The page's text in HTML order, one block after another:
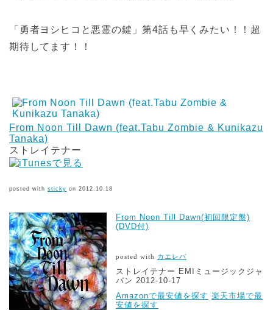
「勇者ヨシヒコと悪霊の鍵」第4話も早くみたい！！超
期待してます！！
From Noon Till Dawn (feat.Tabu Zombie & Kunikazu
Tanaka)
ストレイテナー
posted with sticky on 2012.10.18
From Noon Till Dawn(初回限定盤)
(DVD付)
posted with カエレバ
ストレイテナー EMIミュージックジャ
パン 2012-10-17
Amazonで最安値を探す 楽天市場で最
安値を探す